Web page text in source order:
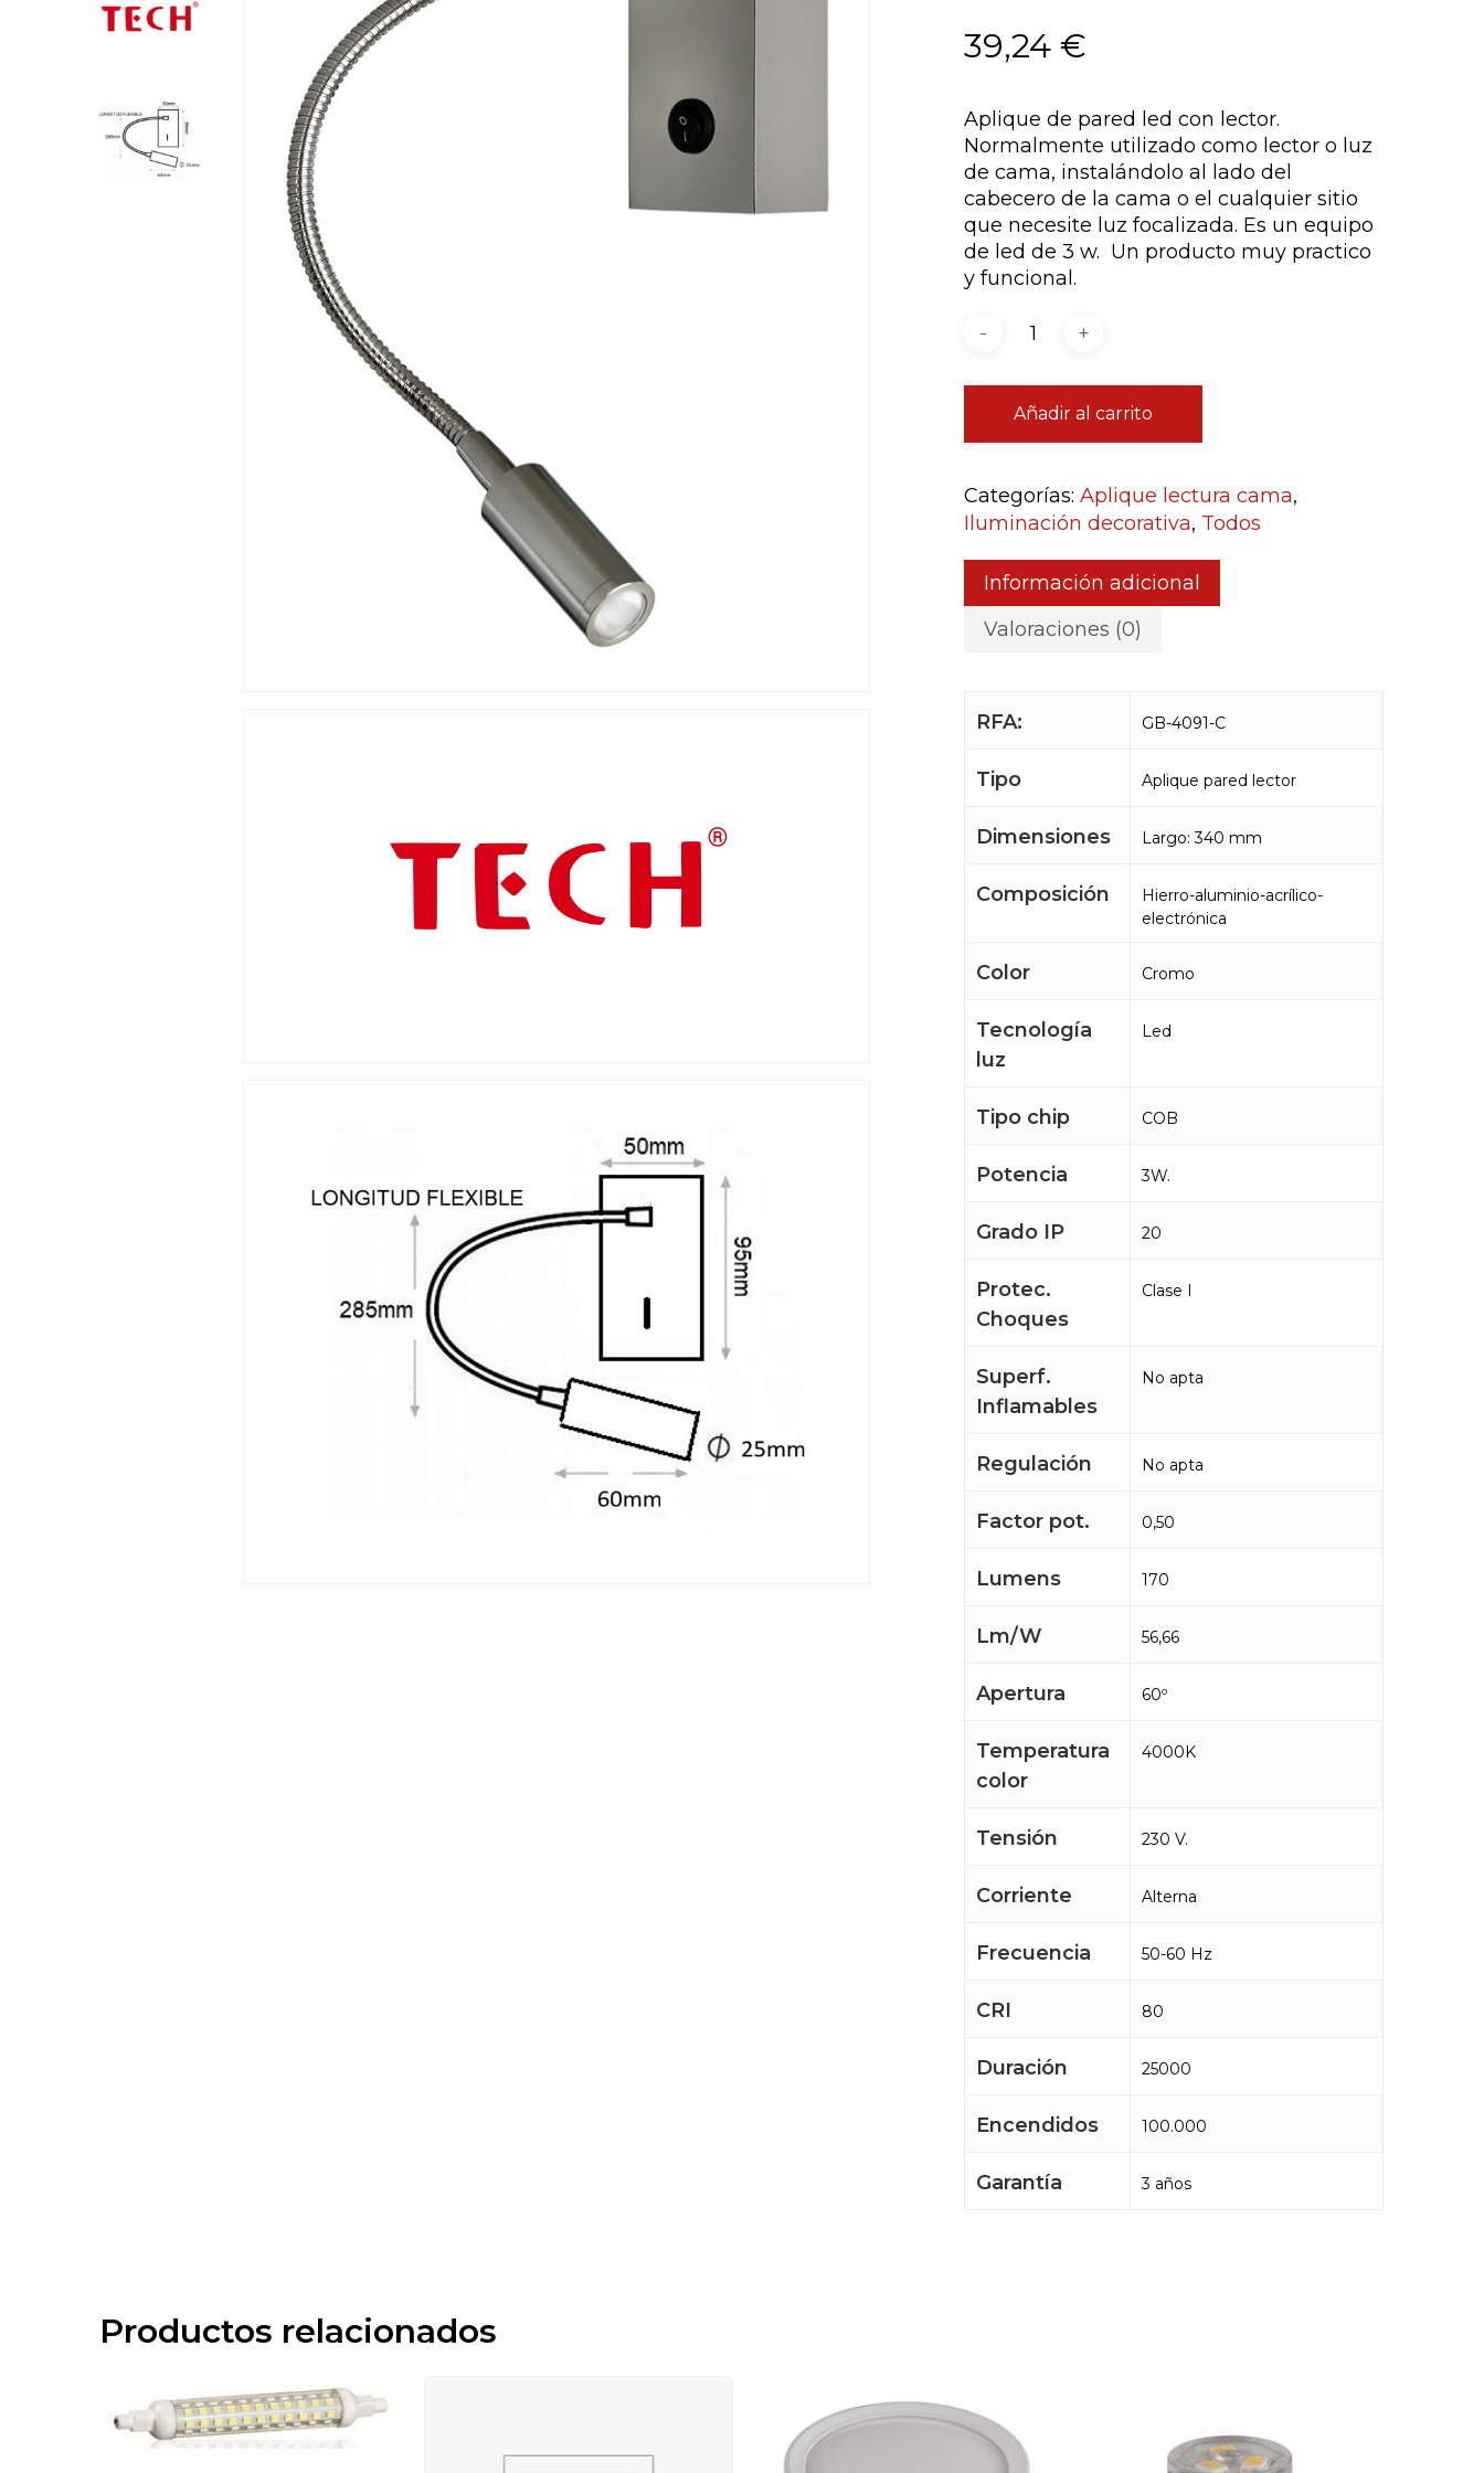
39,24€
Aplique de pared led con lector.
Normalmente utilizado como lector o luz
de cama, instalándolo al lado del
cabecero de la cama o el cualquier sitio
que necesite luz focalizada. Es un equipo
de led de 3 w. Un producto muy practico
y funcional.
Añadir al carrito
Categorías:Aplique lectura cama,
Iluminación decorativa, Todos
Información adicional
Valoraciones (0)
RFA: GB-4091-C
Tipo Aplique pared lector
Dimensiones Largo: 340 mm
Composición
Hierro-aluminio-acrílico-
electrónica
Color Cromo
Tecnología
luz
Led
Tipo chip COB
Potencia 3W.
Grado IP 20
Protec.
Choques
Clase I
Superf.
Inflamables
No apta
Regulación No apta
Factor pot. 0,50
Lumens 170
Lm/W 56,66
Apertura 60º
Temperatura
color
4000K
Tensión 230 V.
Corriente Alterna
Frecuencia 50-60 Hz
CRI 80
Duración 25000
Encendidos 100.000
Garantía 3 años
Productos relacionados